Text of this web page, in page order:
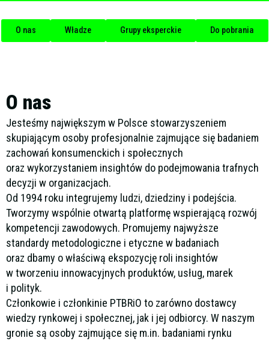
O nas Władze Grupy eksperckie Do pobrania
O nas
Jesteśmy największym w Polsce stowarzyszeniem
skupiającym osoby profesjonalnie zajmujące się badaniem
zachowań konsumenckich i społecznych
oraz wykorzystaniem insightów do podejmowania trafnych
decyzji w organizacjach.
Od 1994 roku integrujemy ludzi, dziedziny i podejścia.
Tworzymy wspólnie otwartą platformę wspierającą rozwój
kompetencji zawodowych. Promujemy najwyższe
standardy metodologiczne i etyczne w badaniach
oraz dbamy o właściwą ekspozycję roli insightów
w tworzeniu innowacyjnych produktów, usług, marek
i polityk.
Członkowie i członkinie PTBRiO to zarówno dostawcy
wiedzy rynkowej i społecznej, jak i jej odbiorcy. W naszym
gronie są osoby zajmujące się m.in. badaniami rynku